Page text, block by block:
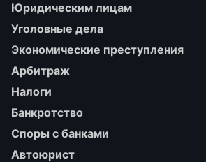
Юридическим лицам
Уголовные дела
Экономические преступления
Арбитраж
Налоги
Банкротство
Споры с банками
Автоюрист